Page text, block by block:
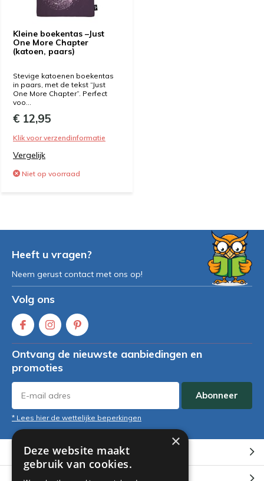
Kleine boekentas –Just
One More Chapter
(katoen, paars)
Stevige katoenen boekentas
in paars, met de tekst “Just
One More Chapter”. Perfect
voo...
€ 12,95
Klik voor verzendinformatie
Vergelijk
Niet op voorraad
Heeft u vragen?
Neem gerust contact met ons op!
Volg ons
Ontvang de nieuwste aanbiedingen en
promoties
Abonneer
* Lees hier de wettelijke beperkingen
Klantenservice
Mijn account
×
Deze website maakt
gebruik van cookies.